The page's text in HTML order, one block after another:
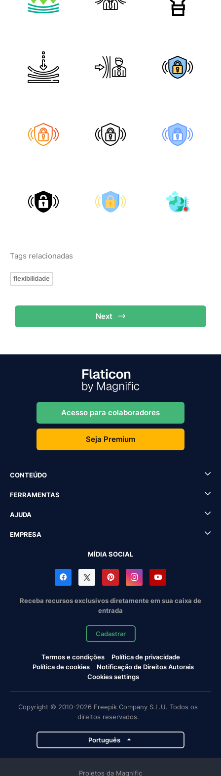
Tags relacionadas
flexibilidade
Next
Acesso para colaboradores
Seja Premium
CONTEÚDO
FERRAMENTAS
AJUDA
EMPRESA
MÍDIA SOCIAL
Receba recursos exclusivos diretamente em sua caixa de
entrada
Cadastrar
Termos e condições
Política de privacidade
Política de cookies
Notificação de Direitos Autorais
Cookies settings
Copyright © 2010-2026 Freepik Company S.L.U. Todos os
direitos reservados.
Português
Projetos da Magnific